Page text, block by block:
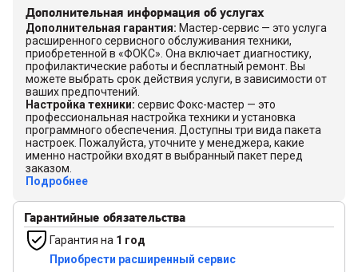
Дополнительная информация об услугах
Дополнительная гарантия: Мастер-сервис — это услуга
расширенного сервисного обслуживания техники,
приобретенной в «ФОКС». Она включает диагностику,
профилактические работы и бесплатный ремонт. Вы
можете выбрать срок действия услуги, в зависимости от
ваших предпочтений.
Настройка техники: сервис Фокс-мастер — это
профессиональная настройка техники и установка
программного обеспечения. Доступны три вида пакета
настроек. Пожалуйста, уточните у менеджера, какие
именно настройки входят в выбранный пакет перед
заказом.
Подробнее
Гарантийные обязательства
Гарантия на 1 год
Приобрести расширенный сервис